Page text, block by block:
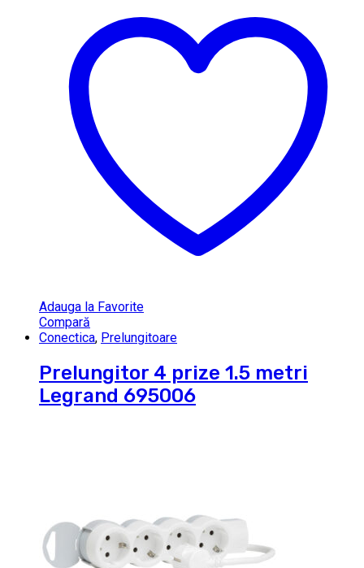
Adauga la Favorite
Compară
Conectica, Prelungitoare
Prelungitor 4 prize 1.5 metri
Legrand 695006